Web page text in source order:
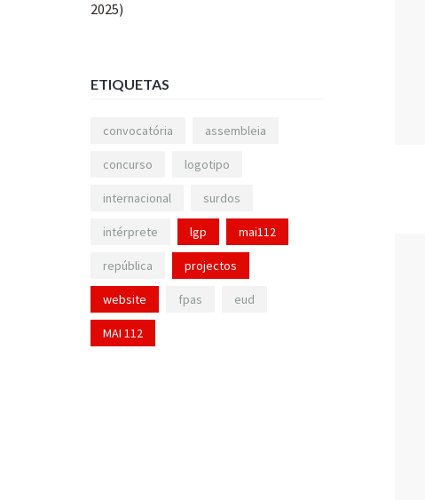
ETIQUETAS
convocatória assembleia
concurso logotipo
internacional surdos
intérprete lgp mai112
república projectos
website fpas eud
MAI 112